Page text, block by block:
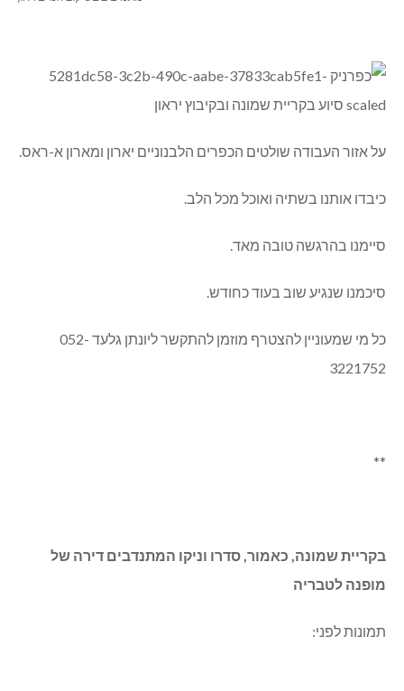
על אזור העבודה שולטים הכפרים הלבנוניים יארון ומארון א-ראס.
כיבדו אותנו בשתיה ואוכל מכל הלב.
סיימנו בהרגשה טובה מאד.
סיכמנו שנגיע שוב בעוד כחודש.
כל מי שמעוניין להצטרף מוזמן להתקשר ליונתן גלעד 052-
3221752
**
בקריית שמונה, כאמור, סדרו וניקו המתנדבים דירה של
מופנה לטבריה
תמונות לפני: